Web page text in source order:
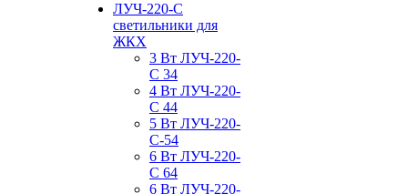
ЛУЧ-220-С
светильники для
ЖКХ
3 Вт ЛУЧ-220-
С 34
4 Вт ЛУЧ-220-
С 44
5 Вт ЛУЧ-220-
С-54
6 Вт ЛУЧ-220-
С 64
6 Вт ЛУЧ-220-